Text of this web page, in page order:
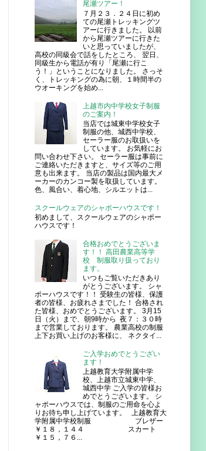
尾瀬ツアー！
７月２３．２４日に初め
ての尾瀬トレッキングツ
アーに行きました。 以前
から尾瀬ツアーに行きた
いと思っていましたが、
高校の同級会で話をしたところ、 翌日、
同級生から電話が有り「尾瀬に行こ
う！」ということになりました。 さっそ
く、トレッキングの為に朝、１時間半の
ウオーキングを始め...
上越市内中学校女子制服
のご案内！
当店では城東中学校女子
制服の他、城西中学校、
セーラー服のお取扱いを
しています。 お気軽にお
問い合わせ下さい。 セーラー服は事前に
ご連絡いただきますと、サイズ等のご用
意も出来ます。 当店の製品は国内最大メ
ーカーのカンコー製を取扱しています。
色、風合い、着心地、シルエットは...
スクールウェアのシャポーハウスです！
初めまして、スクールウェアのシャポー
ハウスです！
合格おめでとうございま
す！！ 高田農業高等学
校 制服取り扱っており
ます。
いつもご覧いただきあり
がとうございます。 シャ
ポーハウスです！！ 受験生の皆様、保護
者の皆様、お疲れさまでした！ 合格され
た皆様、おめでとうございます。 3月15
日（火）まで、朝9時から 夜７：３０時
まで営業しております。 農業高校の制服
上下お買い上げのお客様に、 ネクタイ...
ご入学おめでとうござい
ます！
上越教育大学附属中学
校、上越市立城東中学、
城西中学 ご入学の皆様お
めでとうございます。 シ
ャポーハウスでは、制服のご用命を心よ
りお待ち申し上げています。 上越教育大
学附属中学校制服 ブレザー
￥１８，１４４ スカート
￥１５，７６...